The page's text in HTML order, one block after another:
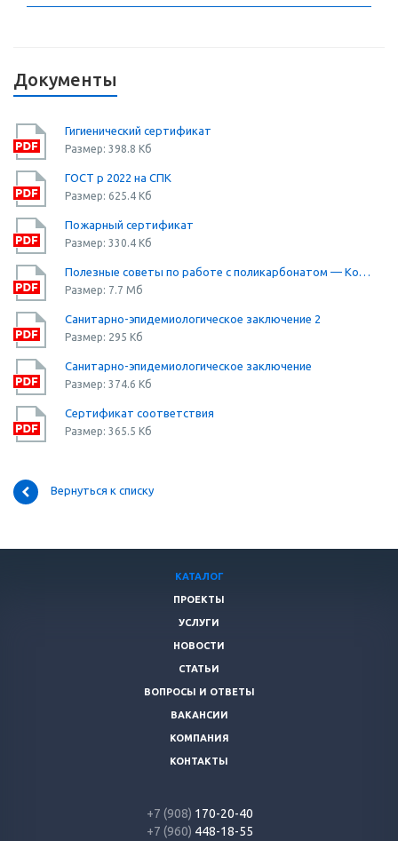
Документы
Гигиенический сертификат
Размер: 398.8 Кб
ГОСТ р 2022 на СПК
Размер: 625.4 Кб
Пожарный сертификат
Размер: 330.4 Кб
Полезные советы по работе с поликарбонатом — Компания «Юг-Ойл-Пласт»
Размер: 7.7 Мб
Санитарно-эпидемиологическое заключение 2
Размер: 295 Кб
Санитарно-эпидемиологическое заключение
Размер: 374.6 Кб
Сертификат соответствия
Размер: 365.5 Кб
Вернуться к списку
КАТАЛОГ
ПРОЕКТЫ
УСЛУГИ
НОВОСТИ
СТАТЬИ
ВОПРОСЫ И ОТВЕТЫ
ВАКАНСИИ
КОМПАНИЯ
КОНТАКТЫ
+7 (908) 170-20-40
+7 (960) 448-18-55